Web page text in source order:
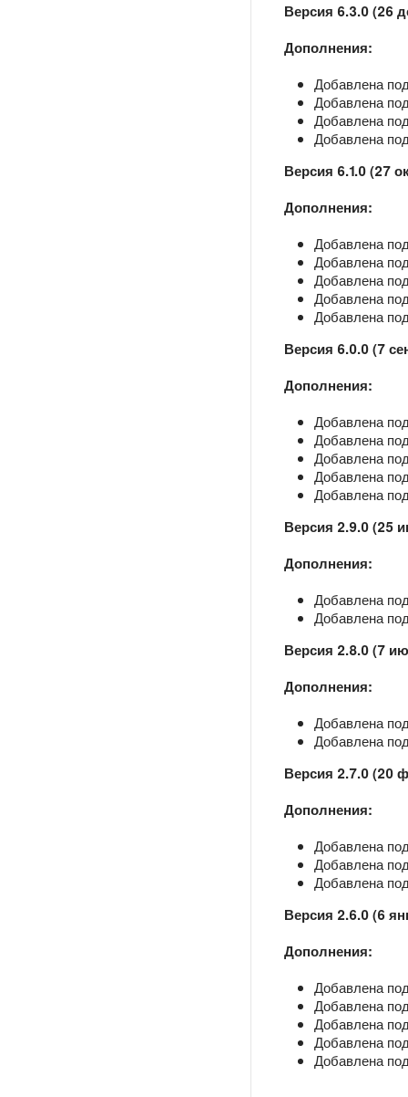
Версия 6.3.0 (26
Дополнения:
Добавлена
Добавлена
Добавлена
Добавлена
Версия 6.1.0 (27
Дополнения:
Добавлена
Добавлена
Добавлена
Добавлена
Добавлена
Версия 6.0.0 (7
Дополнения:
Добавлена
Добавлена
Добавлена
Добавлена
Добавлена
Версия 2.9.0 (25
Дополнения:
Добавлена
Добавлена
Версия 2.8.0 (7
Дополнения:
Добавлена
Добавлена
Версия 2.7.0 (20
Дополнения:
Добавлена
Добавлена
Добавлена
Версия 2.6.0 (6
Дополнения:
Добавлена
Добавлена
Добавлена
Добавлена
Добавлена